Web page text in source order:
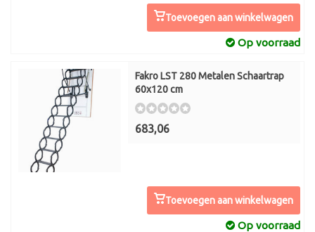
Toevoegen aan winkelwagen
Op voorraad
Fakro LST 280 Metalen Schaartrap
60x120 cm
683,06
Toevoegen aan winkelwagen
Op voorraad